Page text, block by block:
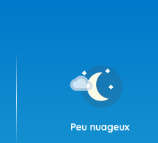
Peu nuageux